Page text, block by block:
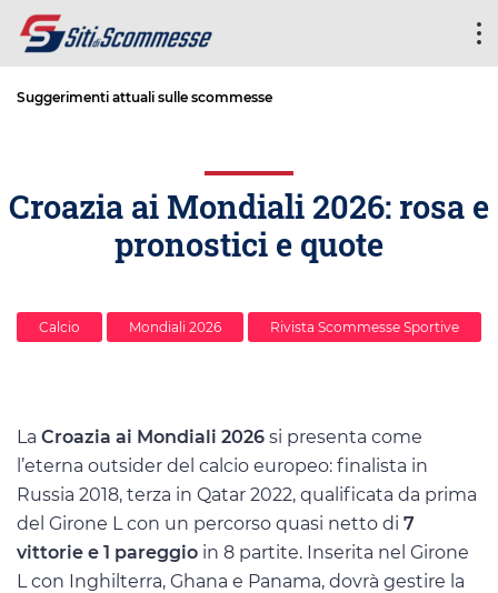
Suggerimenti attuali sulle scommesse
Croazia ai Mondiali 2026: rosa e
pronostici e quote
Calcio Mondiali 2026 Rivista Scommesse Sportive
La Croazia ai Mondiali 2026 si presenta come
l’eterna outsider del calcio europeo: finalista in
Russia 2018, terza in Qatar 2022, qualificata da prima
del Girone L con un percorso quasi netto di 7
vittorie e 1 pareggio in 8 partite. Inserita nel Girone
L con Inghilterra, Ghana e Panama, dovrà gestire la